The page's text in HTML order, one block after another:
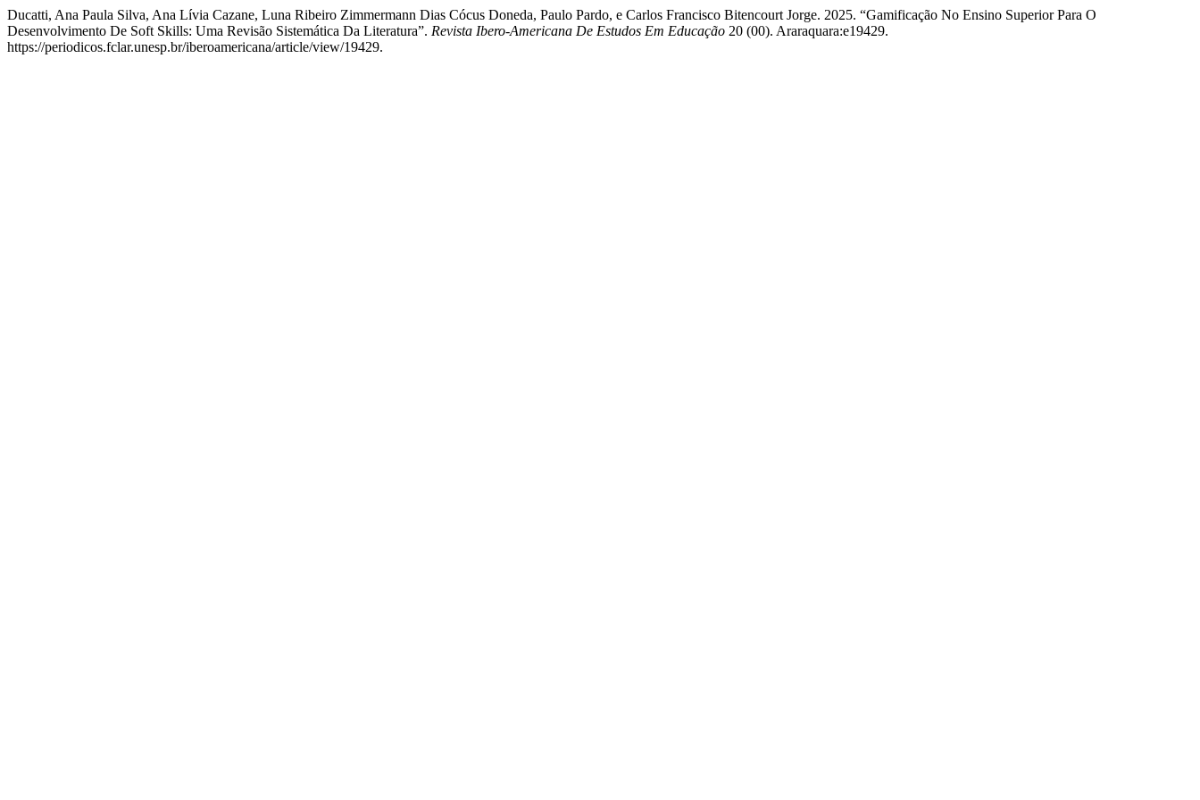
Ducatti, Ana Paula Silva, Ana Lívia Cazane, Luna Ribeiro Zimmermann Dias Cócus Doneda, Paulo Pardo, e Carlos Francisco Bitencourt Jorge. 2025. “Gamificação No Ensino Superior Para O
Desenvolvimento De Soft Skills: Uma Revisão Sistemática Da Literatura”. Revista Ibero-Americana De Estudos Em Educação 20 (00). Araraquara:e19429.
https://periodicos.fclar.unesp.br/iberoamericana/article/view/19429.